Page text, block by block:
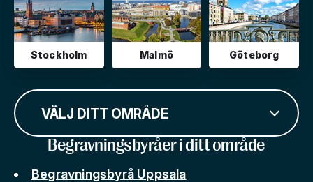
Stockholm Malmö Göteborg
VÄLJ DITT OMRÅDE
Begravningsbyråer i ditt område
Begravningsbyrå Uppsala